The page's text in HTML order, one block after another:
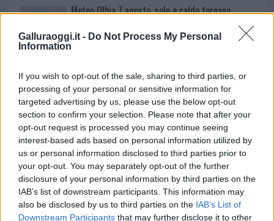
Galluraoggi.it - Do Not Process My Personal
Information
If you wish to opt-out of the sale, sharing to third parties, or
processing of your personal or sensitive information for
targeted advertising by us, please use the below opt-out
section to confirm your selection. Please note that after your
opt-out request is processed you may continue seeing
interest-based ads based on personal information utilized by
us or personal information disclosed to third parties prior to
your opt-out. You may separately opt-out of the further
disclosure of your personal information by third parties on the
IAB’s list of downstream participants. This information may
also be disclosed by us to third parties on the IAB’s List of
Downstream Participants that may further disclose it to other
Meteo Olbia 7 agosto, sole e caldo tornano
fine agosto